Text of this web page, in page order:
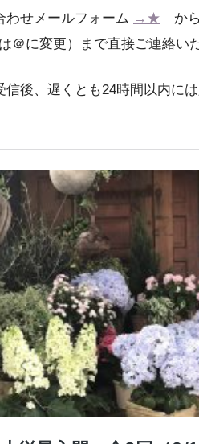
わせメールフォーム →★ から
＠に変更）まで直接ご連絡い
信後、遅くとも24時間以内に